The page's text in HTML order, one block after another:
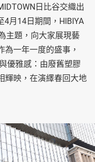
日比谷交織出
月14日期間，HIBIYA
主題，向大家展現藝
一年一度的盛事，
優雅感：由廢舊塑膠
輝映，在演繹春回大地